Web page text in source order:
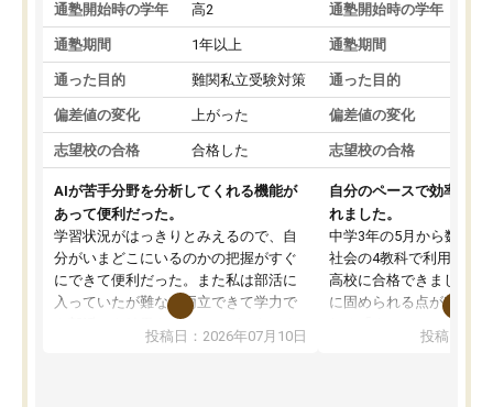
通塾開始時の学年 高2
通塾期間 1年以上
通った目的 難関私立受験対策
偏差値の変化 上がった
志望校の合格 合格した
AIが苦手分野を分析してくれる機能が
あって便利だった。
学習状況がはっきりとみえるので、自
分がいまどこにいるのかの把握がすぐ
にできて便利だった。また私は部活に
入っていたが難なく両立できて学力で
も部活でも結果を残すことができてよ
かった。また問題演習の際に、自分が
投稿日：2026年07月10日
通塾開始時の学年
通塾期間
通った目的
偏差値の変化
志望校の合格
自分のペースで効率よく
れました。
中学3年の5月から数学・
社会の4教科で利用し、
高校に合格できました。
に固められる点が魅力で
項目のおかげで、手軽
投稿日：